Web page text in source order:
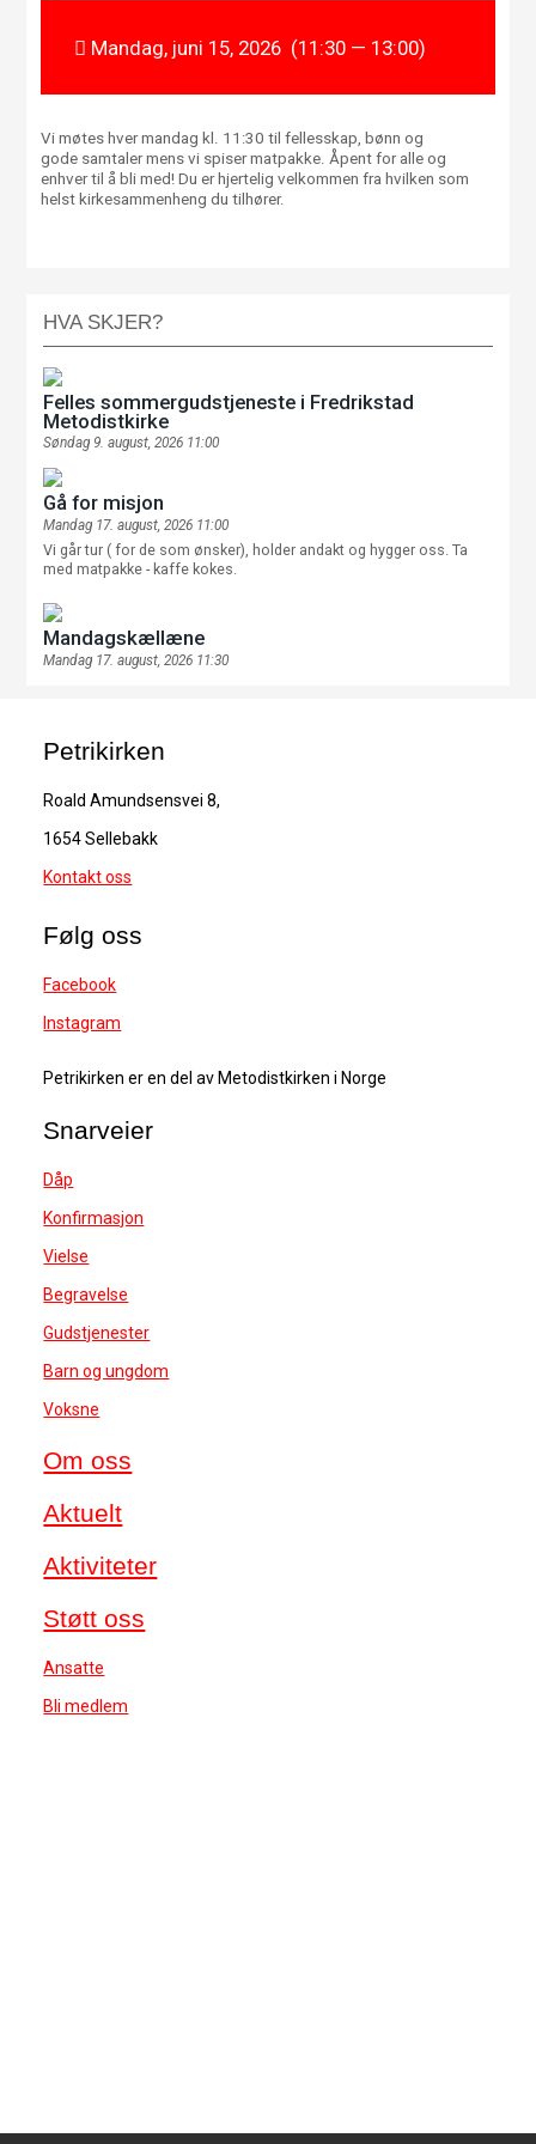
Mandag, juni 15, 2026 (11:30 — 13:00)
Vi møtes hver mandag kl. 11:30 til fellesskap, bønn og
gode samtaler mens vi spiser matpakke. Åpent for alle og
enhver til å bli med! Du er hjertelig velkommen fra hvilken som
helst kirkesammenheng du tilhører.
HVA SKJER?
Felles sommergudstjeneste i Fredrikstad
Metodistkirke
Søndag 9. august, 2026 11:00
Gå for misjon
Mandag 17. august, 2026 11:00
Vi går tur ( for de som ønsker), holder andakt og hygger oss. Ta
med matpakke - kaffe kokes.
Mandagskællæne
Mandag 17. august, 2026 11:30
Petrikirken
Roald Amundsensvei 8,
1654 Sellebakk
Kontakt oss
Følg oss
Facebook
Instagram
Petrikirken er en del av Metodistkirken i Norge
Snarveier
Dåp
Konfirmasjon
Vielse
Begravelse
Gudstjenester
Barn og ungdom
Voksne
Om oss
Aktuelt
Aktiviteter
Støtt oss
Ansatte
Bli medlem